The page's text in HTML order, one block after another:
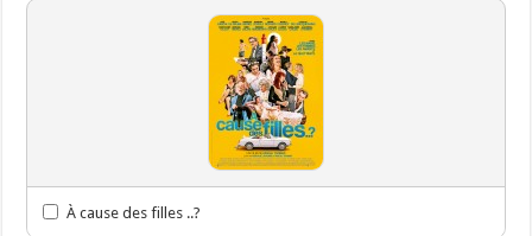
À cause des filles ..?